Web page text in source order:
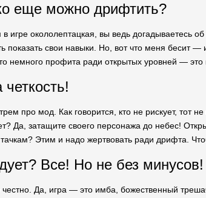
еще можно дрифтить?
в игре окололептацкая, вы ведь догадываетесь
показать свои навыки. Но, вот что меня бесит
немного профита ради открытых уровней — это
про мод. Как говорится, кто не рискует,
Да, затащите своего персонажа до небес!
Этим и надо жертвовать ради дрифта.
Все! Но не без минусов!
Да, игра — это имба, божественный